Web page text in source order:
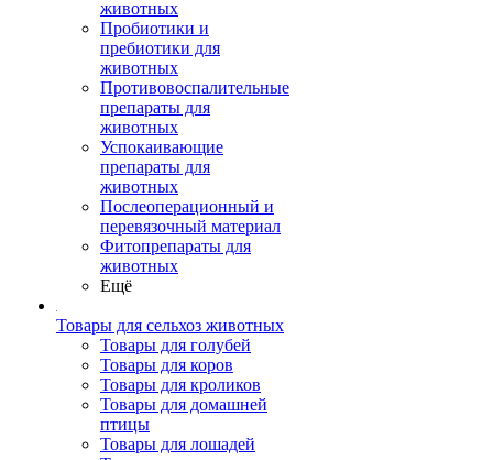
животных
Пробиотики и
пребиотики для
животных
Противовоспалительные
препараты для
животных
Успокаивающие
препараты для
животных
Послеоперационный и
перевязочный материал
Фитопрепараты для
животных
Ещё
Товары для сельхоз животных
Товары для голубей
Товары для коров
Товары для кроликов
Товары для домашней
птицы
Товары для лошадей